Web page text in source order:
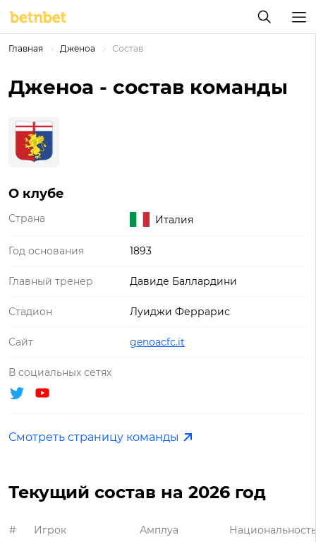
Главная Дженоа Состав
Дженоа - состав команды
О клубе
Страна Италия
Год основания 1893
Главный тренер Давиде Баллардини
Стадион Луиджи Феррарис
Сайт genoacfc.it
В социальных сетях
Смотреть страницу команды
Текущий состав на 2026 год
# Игрок Амплуа Национальность